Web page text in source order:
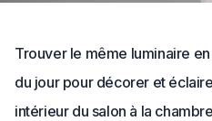
Trouver le même luminaire
du jour pour décorer et
intérieur du salon à la